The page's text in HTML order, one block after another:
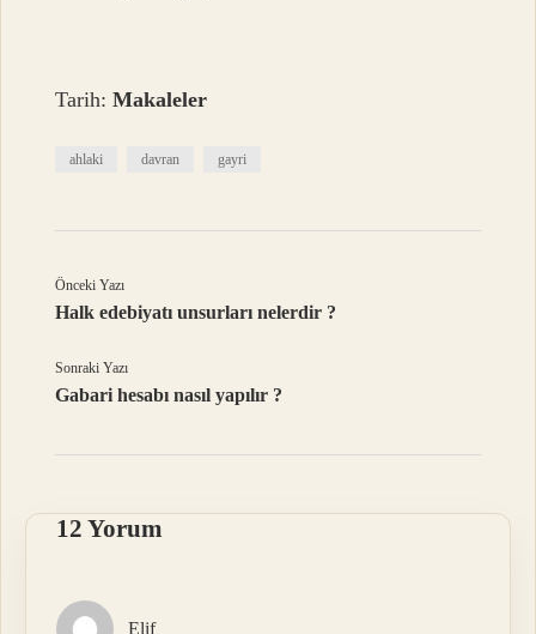
Tarih:Makaleler
ahlaki davran gayri
Önceki Yazı
Halk edebiyatı unsurları nelerdir ?
Sonraki Yazı
Gabari hesabı nasıl yapılır ?
12 Yorum
Elif